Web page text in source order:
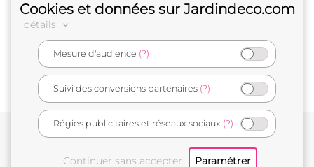
e-commerçant français
Cookies et données sur Jardindeco.com
détails
Mesure d'audience (?)
Suivi des conversions partenaires (?)
Régies publicitaires et réseaux sociaux (?)